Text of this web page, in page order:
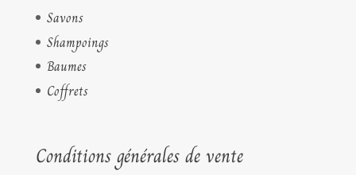
Savons
Shampoings
Baumes
Coffrets
Conditions générales de vente